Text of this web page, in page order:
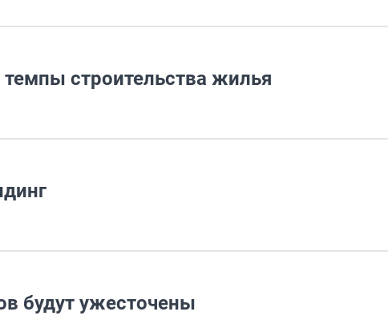
строительства жилья
будут ужесточены